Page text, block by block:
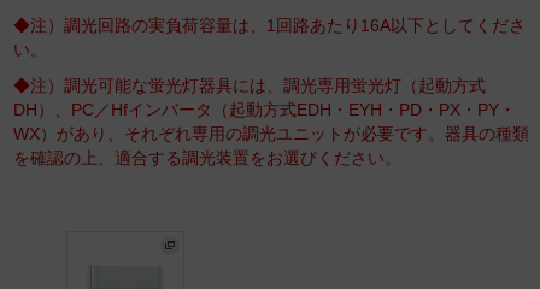
◆注）調光回路の実負荷容量は、1回路あたり16A以下としてくださ
い。
◆注）調光可能な蛍光灯器具には、調光専用蛍光灯（起動方式
DH）、PC／Hfインバータ（起動方式EDH・EYH・PD・PX・PY・
WX）があり、それぞれ専用の調光ユニットが必要です。器具の種類
を確認の上、適合する調光装置をお選びください。